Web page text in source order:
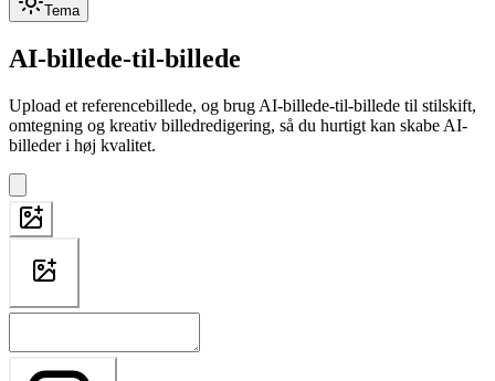
Tema
AI-billede-til-billede
Upload et referencebillede, og brug AI-billede-til-billede til stilskift,
omtegning og kreativ billedredigering, så du hurtigt kan skabe AI-
billeder i høj kvalitet.